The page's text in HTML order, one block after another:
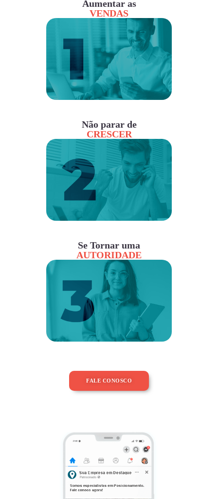
Aumentar as
VENDAS
Não parar de
CRESCER
Se Tornar uma
AUTORIDADE
FALE CONOSCO